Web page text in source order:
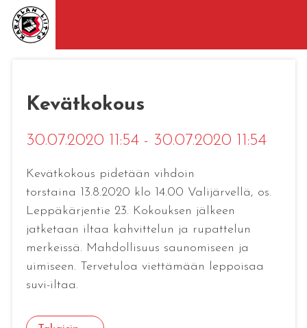
Kevätkokous
30.07.2020 11:54 - 30.07.2020 11:54
Kevätkokous pidetään vihdoin
torstaina 13.8.2020 klo 14.00 Valijärvellä, os.
Leppäkärjentie 23. Kokouksen jälkeen
jatketaan iltaa kahvittelun ja rupattelun
merkeissä. Mahdollisuus saunomiseen ja
uimiseen. Tervetuloa viettämään leppoisaa
suvi-iltaa.